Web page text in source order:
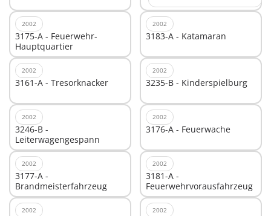
2002
3175-A - Feuerwehr-
Hauptquartier
2002
3183-A - Katamaran
2002
3161-A - Tresorknacker
2002
3235-B - Kinderspielburg
2002
3246-B -
Leiterwagengespann
2002
3176-A - Feuerwache
2002
3177-A -
Brandmeisterfahrzeug
2002
3181-A -
Feuerwehrvorausfahrzeug
2002 2002